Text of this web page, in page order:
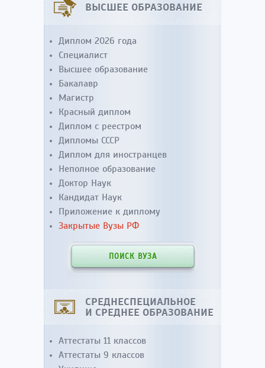
ВЫСШЕЕ ОБРАЗОВАНИЕ
Диплом 2026 года
Специалист
Высшее образование
Бакалавр
Магистр
Красный диплом
Диплом с реестром
Дипломы СССР
Диплом для иностранцев
Неполное образование
Доктор Наук
Кандидат Наук
Приложение к диплому
Закрытые Вузы РФ
ПОИСК ВУЗА
СРЕДНЕСПЕЦИАЛЬНОЕ
И СРЕДНЕЕ ОБРАЗОВАНИЕ
Аттестаты 11 классов
Аттестаты 9 классов